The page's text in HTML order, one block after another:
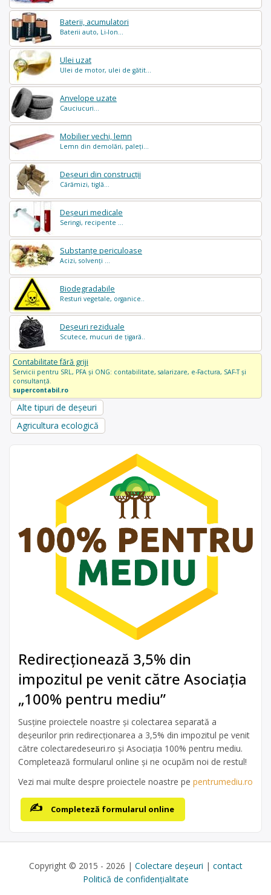
Baterii, acumulatori
Baterii auto, Li-Ion...
Ulei uzat
Ulei de motor, ulei de gătit...
Anvelope uzate
Cauciucuri...
Mobilier vechi, lemn
Lemn din demolări, paleți...
Deșeuri din construcții
Cărămizi, tiglă...
Deșeuri medicale
Seringi, recipente ...
Substanțe periculoase
Acizi, solvenți ...
Biodegradabile
Resturi vegetale, organice..
Deșeuri reziduale
Scutece, mucuri de țigară..
Contabilitate fără griji
Servicii pentru SRL, PFA și ONG: contabilitate, salarizare, e-Factura, SAF-T și
consultanță.
supercontabil.ro
Alte tipuri de deșeuri
Agricultura ecologică
Redirecționează 3,5% din
impozitul pe venit către Asociația
„100% pentru mediu”
Susține proiectele noastre și colectarea separată a
deșeurilor prin redirecționarea a 3,5% din impozitul pe venit
către colectaredeseuri.ro și Asociația 100% pentru mediu.
Completează formularul online și ne ocupăm noi de restul!
Vezi mai multe despre proiectele noastre pe pentrumediu.ro
Completeză formularul online
Copyright © 2015 - 2026 | Colectare deșeuri | contact
Politică de confidențialitate